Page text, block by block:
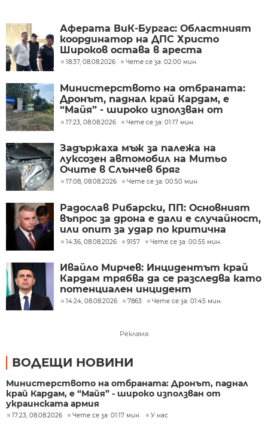
Аферата ВиК-Бургас: Областният
координатор на ДПС Христо
Широков остава в ареста
18:37, 08.08.2026 Чете се за: 02:00 мин.
Министерството на отбраната:
Дронът, паднал край Кардам, е
“Майя” - широко използван от
украинската армия
17:23, 08.08.2026 Чете се за: 01:17 мин.
Задържаха мъж за палежа на
луксозен автомобил на Митьо
Очите в Слънчев бряг
17:08, 08.08.2026 Чете се за: 00:50 мин.
Радослав Рибарски, ПП: Основният
въпрос за дрона е дали е случайност,
или опит за удар по критична
инфраструктура
14:36, 08.08.2026 9157 Чете се за: 00:55 мин.
Ивайло Мирчев: Инцидентът край
Кардам трябва да се разследва като
потенциален инцидент
14:24, 08.08.2026 7863 Чете се за: 01:45 мин.
Реклама
ВОДЕЩИ НОВИНИ
Министерството на отбраната: Дронът, паднал
край Кардам, е “Майя” - широко използван от
украинската армия
17:23, 08.08.2026 Чете се за: 01:17 мин. У нас